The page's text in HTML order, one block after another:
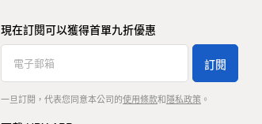
現在訂閱可以獲得首單九折優惠
訂閱
一旦訂閱，代表您同意本公司的使用條款和隱私政策。